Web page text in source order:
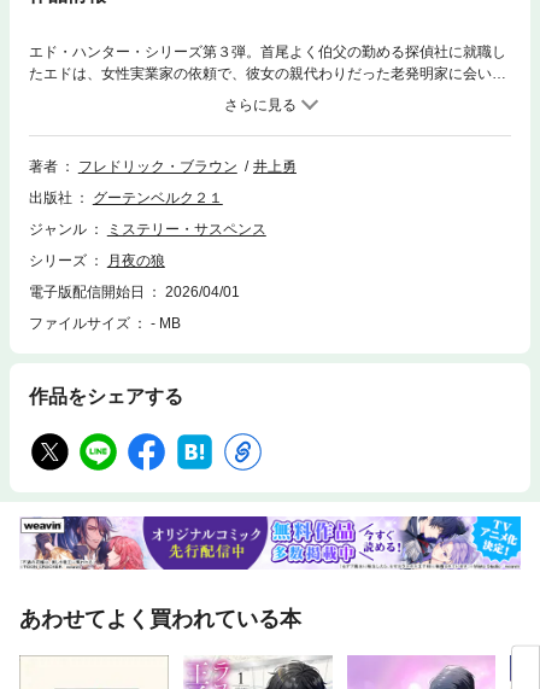
エド・ハンター・シリーズ第３弾。首尾よく伯父の勤める探偵社に就職し
たエドは、女性実業家の依頼で、彼女の親代わりだった老発明家に会い彼
の発明について訊くことになった。だが、惑星からの送信という発明家の
おかしな話にぶつかり、帰途の路上でのどを噛み切られている死体に遭遇
する。しかも、死体は忽然と消え失せる。これに終わらず、惑星からの送
信を受けた男も、助手もろとも死をとげる。これらはみな「狼男」の仕業
著者 フレドリック・ブラウン
井上勇
出版社
グーテンベルク２１
ジャンル
ミステリー・サスペンス
シリーズ
月夜の狼
電子版配信開始日
2026/04/01
ファイルサイズ
- MB
作品をシェアする
あわせてよく買われている本